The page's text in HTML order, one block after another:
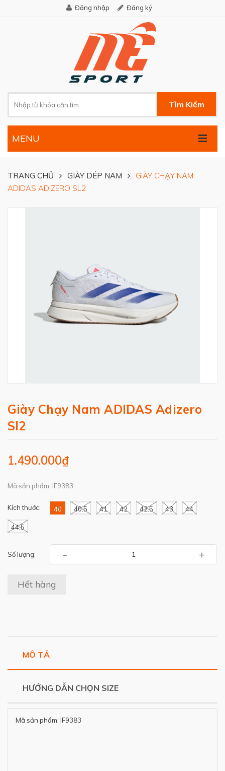
Đăng nhập Đăng ký
Tìm Kiếm
.
MENU
TRANG CHỦ GIÀY DÉP NAM
GIÀY CHẠY NAM
ADIDAS ADIZERO SL2
Giày Chạy Nam ADIDAS Adizero
Sl2
1.490.000₫
Mã sản phẩm: IF9383
Kích thước: 40 40.5 41 42 42.5 43 44
44.5
Số lượng: - +
Hết hàng
MÔ TẢ
HƯỚNG DẪN CHỌN SIZE
Mã sản phẩm: IF9383